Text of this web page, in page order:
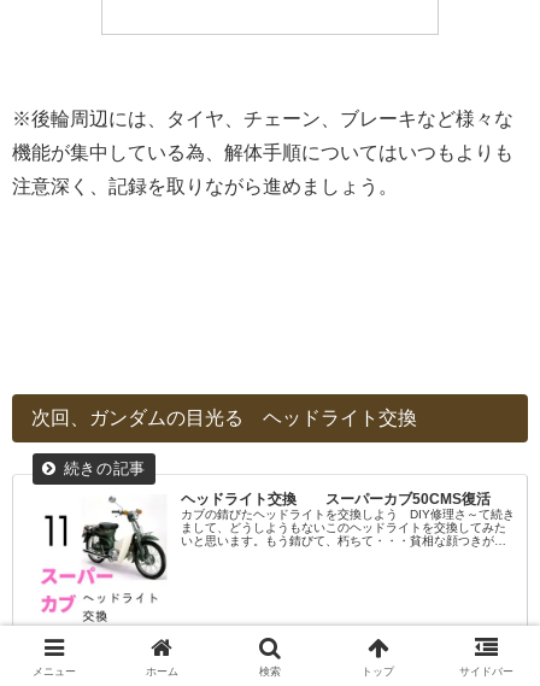
※後輪周辺には、タイヤ、チェーン、ブレーキなど様々な
機能が集中している為、解体手順についてはいつもよりも
注意深く、記録を取りながら進めましょう。
次回、ガンダムの目光る ヘッドライト交換
ヘッドライト交換 スーパーカブ50CMS復活
カブの錆びたヘッドライトを交換しよう DIY修理さ～て続き
まして、どうしようもないこのヘッドライトを交換してみた
いと思います。もう錆びて、朽ちて・・・貧相な顔つきが
819.shuutoku.info
メニュー ホーム 検索 トップ サイドバー